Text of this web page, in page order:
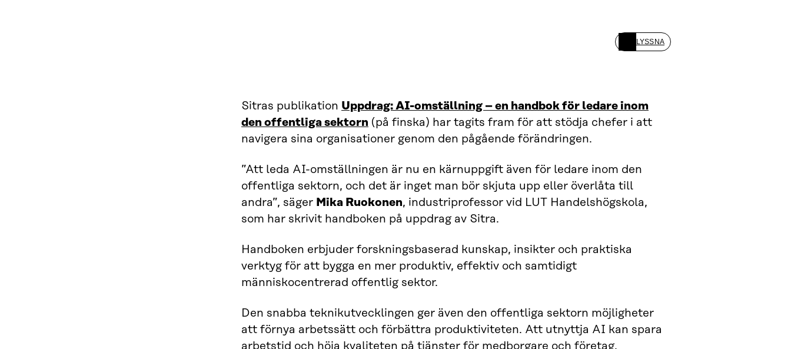
LYSSNA
Sitras publikation Uppdrag: AI-omställning – en handbok för ledare inom
den offentliga sektorn (på finska) har tagits fram för att stödja chefer i att
navigera sina organisationer genom den pågående förändringen.
”Att leda AI-omställningen är nu en kärnuppgift även för ledare inom den
offentliga sektorn, och det är inget man bör skjuta upp eller överlåta till
andra”, säger Mika Ruokonen, industriprofessor vid LUT Handelshögskola,
som har skrivit handboken på uppdrag av Sitra.
Handboken erbjuder forskningsbaserad kunskap, insikter och praktiska
verktyg för att bygga en mer produktiv, effektiv och samtidigt
människocentrerad offentlig sektor.
Den snabba teknikutvecklingen ger även den offentliga sektorn möjligheter
att förnya arbetssätt och förbättra produktiviteten. Att utnyttja AI kan spara
arbetstid och höja kvaliteten på tjänster för medborgare och företag.